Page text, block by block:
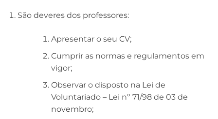
São deveres dos professores:
Apresentar o seu CV;
Cumprir as normas e regulamentos em
vigor;
Observar o disposto na Lei de
Voluntariado – Lei nº 71/98 de 03 de
novembro;